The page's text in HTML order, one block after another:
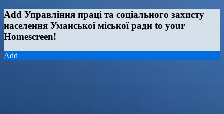
Add Управління праці та соціального захисту
населення Уманської міської ради to your
Homescreen!
Add